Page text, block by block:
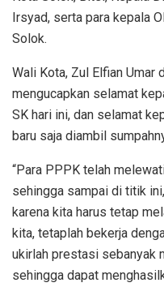
Irsyad, serta para kepala
Solok.
Wali Kota, Zul Elfian Umar
mengucapkan selamat
SK hari ini, dan selamat
baru saja diambil
“Para PPPK telah
sehingga sampai di titik
karena kita harus tetap
kita, tetaplah bekerja
ukirlah prestasi sebanyak
sehingga dapat